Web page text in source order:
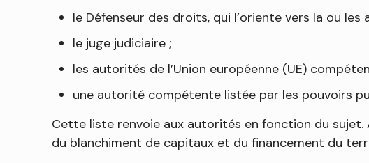
le Défenseur des droits, qui l’oriente vers la ou
le juge judiciaire ;
les autorités de l’Union européenne (UE)
une autorité compétente listée par les pouvoirs
Cette liste renvoie aux autorités en fonction du
du blanchiment de capitaux et du financement du